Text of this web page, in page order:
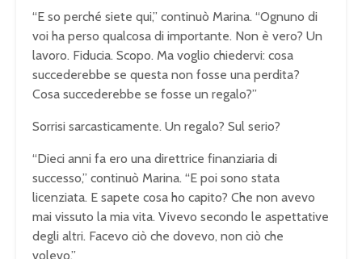
“E so perché siete qui,” continuò Marina. “Ognuno di
voi ha perso qualcosa di importante. Non è vero? Un
lavoro. Fiducia. Scopo. Ma voglio chiedervi: cosa
succederebbe se questa non fosse una perdita?
Cosa succederebbe se fosse un regalo?”
Sorrisi sarcasticamente. Un regalo? Sul serio?
“Dieci anni fa ero una direttrice finanziaria di
successo,” continuò Marina. “E poi sono stata
licenziata. E sapete cosa ho capito? Che non avevo
mai vissuto la mia vita. Vivevo secondo le aspettative
degli altri. Facevo ciò che dovevo, non ciò che
volevo.”